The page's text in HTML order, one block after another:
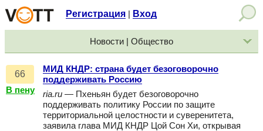
Регистрация Вход
Новости | Общество
66
В пену
МИД КНДР: страна будет безоговорочно
поддерживать Россию
ria.ru — Пхеньян будет безоговорочно
поддерживать политику России по защите
территориальной целостности и суверенитета,
заявила глава МИД КНДР Цой Сон Хи, открывая